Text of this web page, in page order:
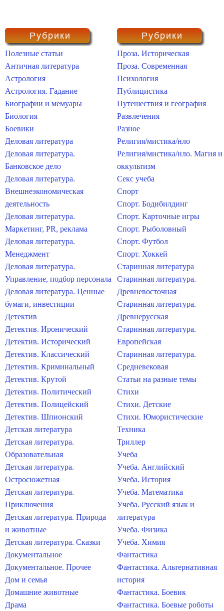
Рубрики
Полезные статьи
Античная литература
Астрология
Астрология. Гадание
Биографии и мемуары
Биология
Боевики
Деловая литература
Деловая литература.
Банковское дело
Деловая литература.
Внешнеэкономическая
деятельность
Деловая литература.
Маркетинг, PR, реклама
Деловая литература.
Менеджмент
Деловая литература.
Управление, подбор персонала
Деловая литература. Ценные
бумаги, инвестиции
Детектив
Детектив. Иронический
Детектив. Исторический
Детектив. Классический
Детектив. Криминальный
Детектив. Крутой
Детектив. Политический
Детектив. Полицейский
Детектив. Шпионский
Детская литература
Детская литература.
Образовательная
Детская литература.
Остросюжетная
Детская литература.
Приключения
Детская литература. Природа
и животные
Детская литература. Сказки
Документальное
Документальное. Прочее
Дом и семья
Домашние животные
Драма
Рубрики
Проза. Историческая
Проза. Современная
Психология
Публицистика
Путешествия и география
Развлечения
Разное
Религия/мистика/нло
Религия/мистика/нло. Магия и
оккультизм
Секс учеба
Спорт
Спорт. Бодибилдинг
Спорт. Карточные игры
Спорт. Рыболовный
Спорт. Футбол
Спорт. Хоккей
Старинная литература
Старинная литература.
Древневосточная
Старинная литература.
Древнерусская
Старинная литература.
Европейская
Старинная литература.
Средневековая
Статьи на разные темы
Стихи
Стихи. Детские
Стихи. Юмористические
Техника
Триллер
Учеба
Учеба. Английский
Учеба. История
Учеба. Математика
Учеба. Русский язык и
литература
Учеба. Физика
Учеба. Химия
Фантастика
Фантастика. Альтернативная
история
Фантастика. Боевик
Фантастика. Боевые роботы